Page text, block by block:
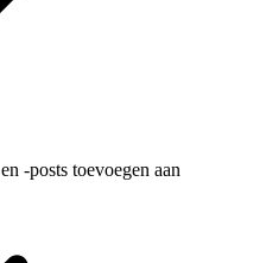
-posts toevoegen aan